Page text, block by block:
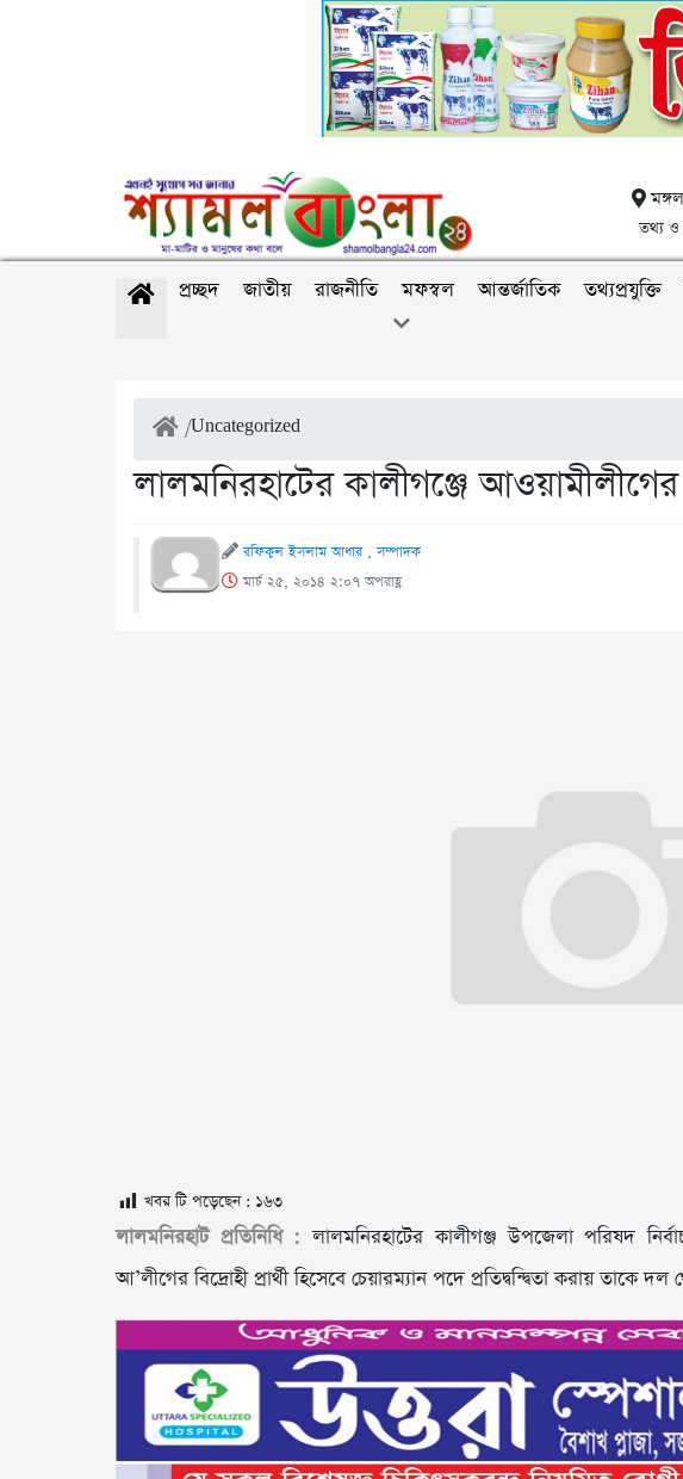
তথ্য ও
প্রচ্ছদ জাতীয় রাজনীতি মফস্বল আন্তর্জাতিক তথ্যপ্রযুক্তি
/Uncategorized
লালমনিরহাটের কালীগঞ্জে আওয়ামীলীগের
রফিকুল ইসলাম আধার , সম্পাদক
মার্চ ২৫, ২০১৪ ২:০৭ অপরাহ্ণ
খবর টি পড়েছেন : ১৬৩
লালমনিরহাট প্রতিনিধি : লালমনিরহাটের কালীগঞ্জ উপজেলা পরিষদ
আ’লীগের বিদ্রোহী প্রার্থী হিসেবে চেয়ারম্যান পদে প্রতিদ্বন্দ্বিতা করায় তাকে